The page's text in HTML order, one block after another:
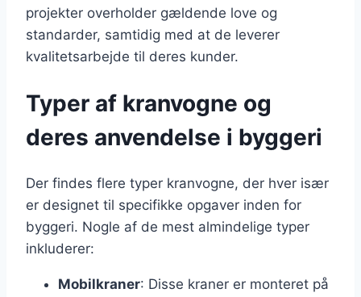
projekter overholder gældende love og
standarder, samtidig med at de leverer
kvalitetsarbejde til deres kunder.
Typer af kranvogne og
deres anvendelse i byggeri
Der findes flere typer kranvogne, der hver især
er designet til specifikke opgaver inden for
byggeri. Nogle af de mest almindelige typer
inkluderer:
Mobilkraner: Disse kraner er monteret på